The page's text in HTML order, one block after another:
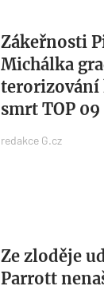
Zákeřnosti
Michálka
terorizování
smrt TOP 09
redakce G.cz
Ze zloděje
Parrott